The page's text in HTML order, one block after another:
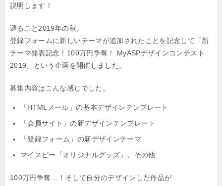
説明します！
遡ること2019年の秋。
登録フォームに新しいテーマが追加されたことを記念して
「新
テーマ発表記念！100万円争奪！ MyASPデザインコンテスト
2019」という企画を開催しました。
募集内容はこんな感じでした。
「HTMLメール」の基本デザインテンプレート
「会員サイト」の新デザインテンプレート
「登録フォーム」の新デザインテーマ
マイスピー「オリジナルグッズ」、その他
100万円争奪…！そして自分のデザインした作品が